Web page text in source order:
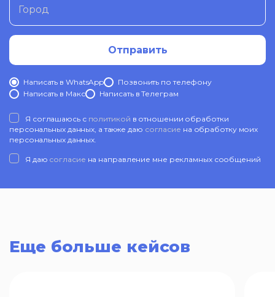
Город
Отправить
Написать в WhatsApp
Позвонить по телефону
Написать в Mакс
Написать в Телеграм
Я соглашаюсь с политикой в отношении обработки
персональных данных, а также даю согласие на обработку моих
персональных данных.
Я даю согласие на направление мне рекламных сообщений
Еще больше кейсов